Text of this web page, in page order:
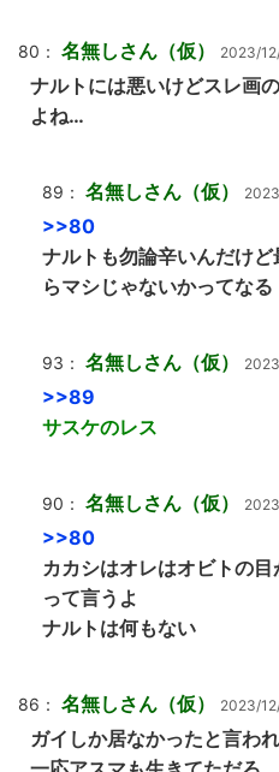
80： 名無しさん（仮） 2023/
ナルトには悪いけどスレ画
よね…
89： 名無しさん（仮）
>>80
ナルトも勿論辛いんだけ
らマシじゃないかってなる
93： 名無しさん（仮）
>>89
サスケのレス
90： 名無しさん（仮）
>>80
カカシはオレはオビトの
って言うよ
ナルトは何もない
86： 名無しさん（仮） 2023/
ガイしか居なかったと言わ